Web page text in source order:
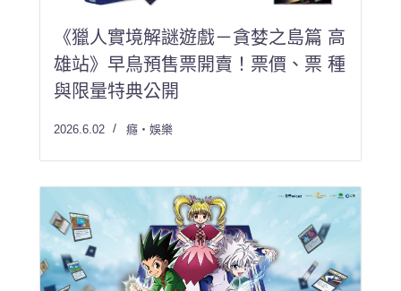
《獵人實境解謎遊戲－貪婪之島篇 高
雄站》早鳥預售票開賣！票價、票 種
與限量特典公開
2026.6.02 癮・娛樂